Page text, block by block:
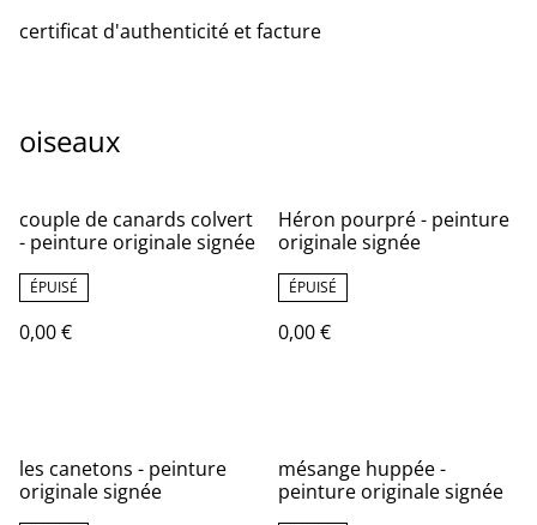
certificat d'authenticité et facture
oiseaux
couple de canards colvert
- peinture originale signée
ÉPUISÉ
0,00 €
Héron pourpré - peinture
originale signée
ÉPUISÉ
0,00 €
les canetons - peinture
originale signée
mésange huppée -
peinture originale signée